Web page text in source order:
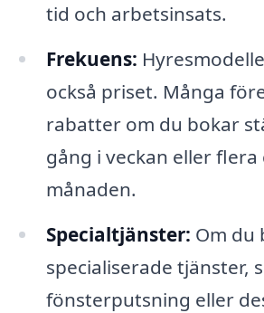
tid och arbetsinsats.
Frekuens:
också priset. Många
rabatter om du bokar
gång i veckan eller flera
månaden.
Specialtjänster: Om du
specialiserade tjänster,
fönsterputsning eller